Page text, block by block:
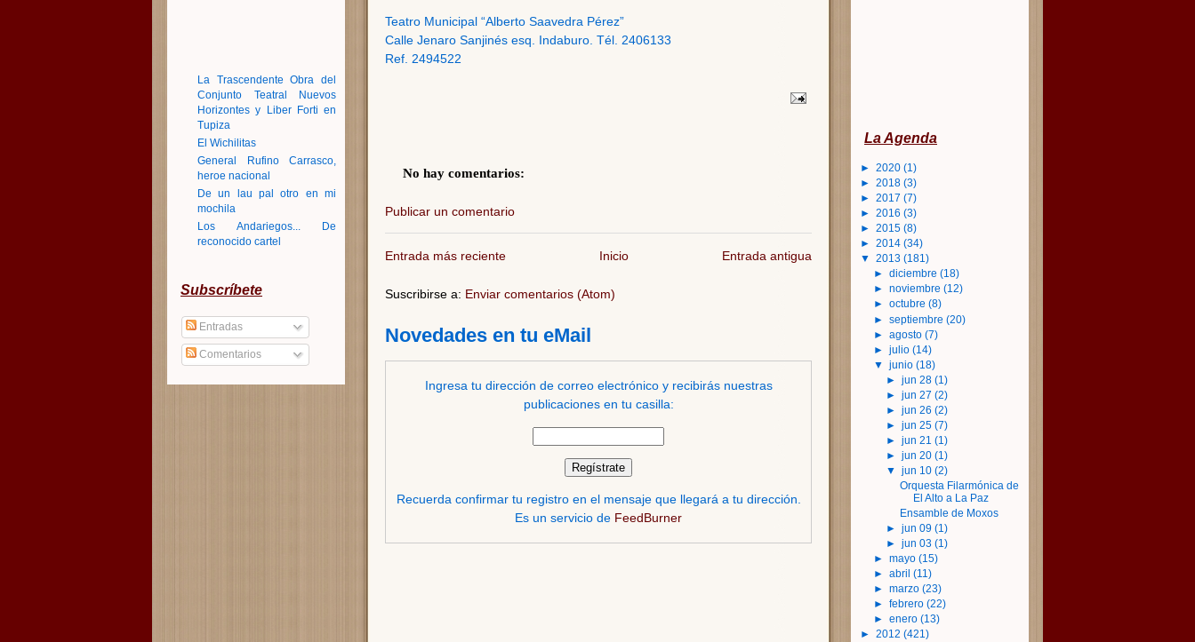
La Trascendente Obra del
Conjunto Teatral Nuevos
Horizontes y Liber Forti en
Tupiza
El Wichilitas
General Rufino Carrasco,
heroe nacional
De un lau pal otro en mi
mochila
Los Andariegos... De
reconocido cartel
Subscríbete
Entradas
Comentarios
Teatro Municipal “Alberto Saavedra Pérez”
Calle Jenaro Sanjinés esq. Indaburo. Tél. 2406133
Ref. 2494522
No hay comentarios:
Publicar un comentario
Entrada más reciente Entrada antigua
Inicio
Suscribirse a: Enviar comentarios (Atom)
Novedades en tu eMail
Ingresa tu dirección de correo electrónico y recibirás nuestras
publicaciones en tu casilla:
Recuerda confirmar tu registro en el mensaje que llegará a tu dirección.
Es un servicio de FeedBurner
La Agenda
► 2020 (1)
► 2018 (3)
► 2017 (7)
► 2016 (3)
► 2015 (8)
► 2014 (34)
▼ 2013 (181)
► diciembre (18)
► noviembre (12)
► octubre (8)
► septiembre (20)
► agosto (7)
► julio (14)
▼ junio (18)
►jun 28(1)
►jun 27(2)
►jun 26(2)
►jun 25(7)
►jun 21(1)
►jun 20(1)
▼jun 10(2)
Orquesta Filarmónica de
El Alto a La Paz
Ensamble de Moxos
►jun 09(1)
►jun 03(1)
► mayo (15)
► abril (11)
► marzo (23)
► febrero (22)
► enero (13)
► 2012 (421)